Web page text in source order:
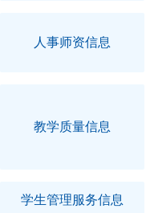
人事师资信息
教学质量信息
学生管理服务信息